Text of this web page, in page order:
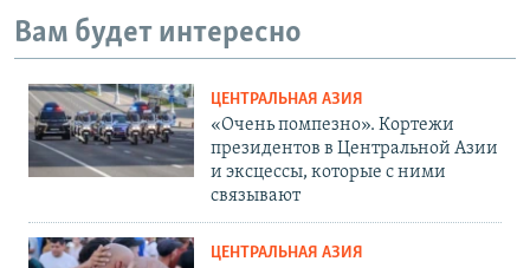
Вам будет интересно
ЦЕНТРАЛЬНАЯ АЗИЯ
«Очень помпезно». Кортежи
президентов в Центральной Азии
и эксцессы, которые с ними
связывают
ЦЕНТРАЛЬНАЯ АЗИЯ